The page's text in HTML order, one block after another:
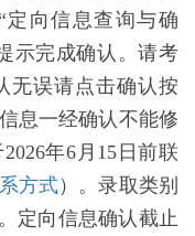
向信息查询与确
示完成确认。请考
无误请点击确认按
息一经确认不能修
2026年6月 15 日前联
方式） 。录取类别
定向信息确认截止